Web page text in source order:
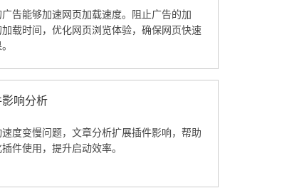
告能够加速网页加载速度。阻止广告的加
载时间，优化网页浏览体验，确保网页快速
响分析
度变慢问题，文章分析扩展插件影响，帮助
件使用，提升启动效率。